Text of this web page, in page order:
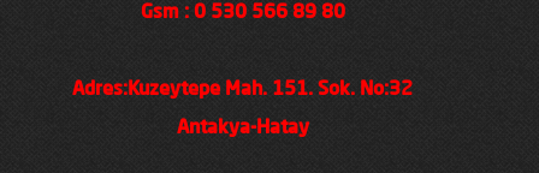
Gsm : 0 530 566 89 80
Adres:Kuzeytepe Mah. 151. Sok. No:32
Antakya-Hatay